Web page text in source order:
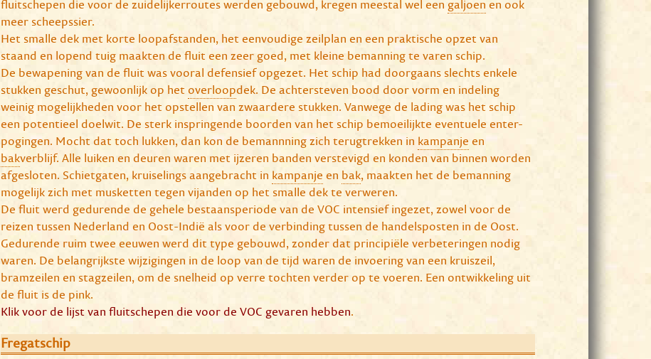
fluitschepen die voor de zuidelijkerroutes werden gebouwd, kregen meestal wel een galjoen en ook
meer scheepssier.
Het smalle dek met korte loopafstanden, het eenvoudige zeilplan en een praktische opzet van
staand en lopend tuig maakten de fluit een zeer goed, met kleine bemanning te varen schip.
De bewapening van de fluit was vooral defensief opgezet. Het schip had doorgaans slechts enkele
stukken geschut, gewoonlijk op het overloopdek. De achtersteven bood door vorm en indeling
weinig mogelijkheden voor het opstellen van zwaardere stukken. Vanwege de lading was het schip
een potentieel doelwit. De sterk inspringende boorden van het schip bemoeilijkte eventuele enter-
pogingen. Mocht dat toch lukken, dan kon de bemannning zich terugtrekken in kampanje en
bakverblijf. Alle luiken en deuren waren met ijzeren banden verstevigd en konden van binnen worden
afgesloten. Schietgaten, kruiselings aangebracht in kampanje en bak, maakten het de bemanning
mogelijk zich met musketten tegen vijanden op het smalle dek te verweren.
De fluit werd gedurende de gehele bestaansperiode van de VOC intensief ingezet, zowel voor de
reizen tussen Nederland en Oost-Indië als voor de verbinding tussen de handelsposten in de Oost.
Gedurende ruim twee eeuwen werd dit type gebouwd, zonder dat principiële verbeteringen nodig
waren. De belangrijkste wijzigingen in de loop van de tijd waren de invoering van een kruiszeil,
bramzeilen en stagzeilen, om de snelheid op verre tochten verder op te voeren. Een ontwikkeling uit
de fluit is de pink.
Klik voor de lijst van fluitschepen die voor de VOC gevaren hebben.
Fregatschip